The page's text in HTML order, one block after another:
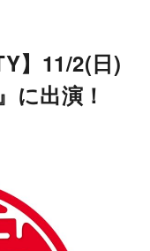
】11/2(日)
に出演！